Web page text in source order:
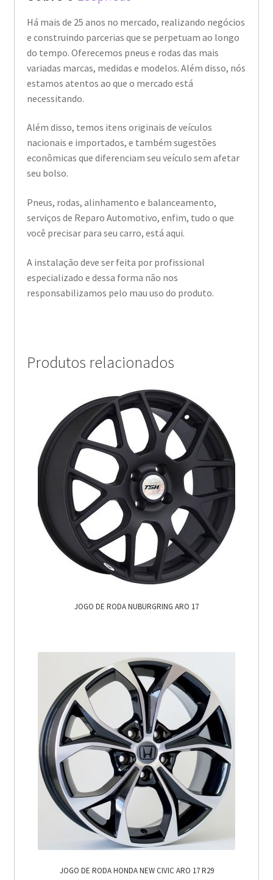
Há mais de 25 anos no mercado, realizando negócios
e construindo parcerias que se perpetuam ao longo
do tempo. Oferecemos pneus e rodas das mais
variadas marcas, medidas e modelos. Além disso, nós
estamos atentos ao que o mercado está
necessitando.
Além disso, temos itens originais de veículos
nacionais e importados, e também sugestões
econômicas que diferenciam seu veículo sem afetar
seu bolso.
Pneus, rodas, alinhamento e balanceamento,
serviços de Reparo Automotivo, enfim, tudo o que
você precisar para seu carro, está aqui.
A instalação deve ser feita por profissional
especializado e dessa forma não nos
responsabilizamos pelo mau uso do produto.
Produtos relacionados
JOGO DE RODA NUBURGRING ARO 17
JOGO DE RODA HONDA NEW CIVIC ARO 17 R29